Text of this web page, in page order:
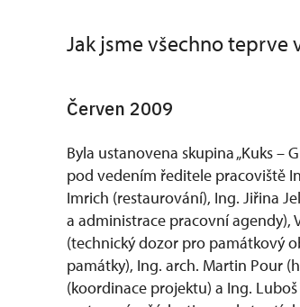
Jak jsme všechno teprve
Červen 2009
Byla ustanovena skupina „Kuks –
pod vedením ředitele pracoviště
Imrich (restaurování), Ing. Jiřina
a administrace pracovní agendy),
(technický dozor pro památkový
památky), Ing. arch. Martin Pour
(koordinace projektu) a Ing.